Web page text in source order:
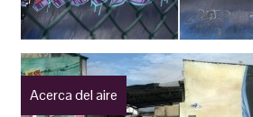
Acerca del aire